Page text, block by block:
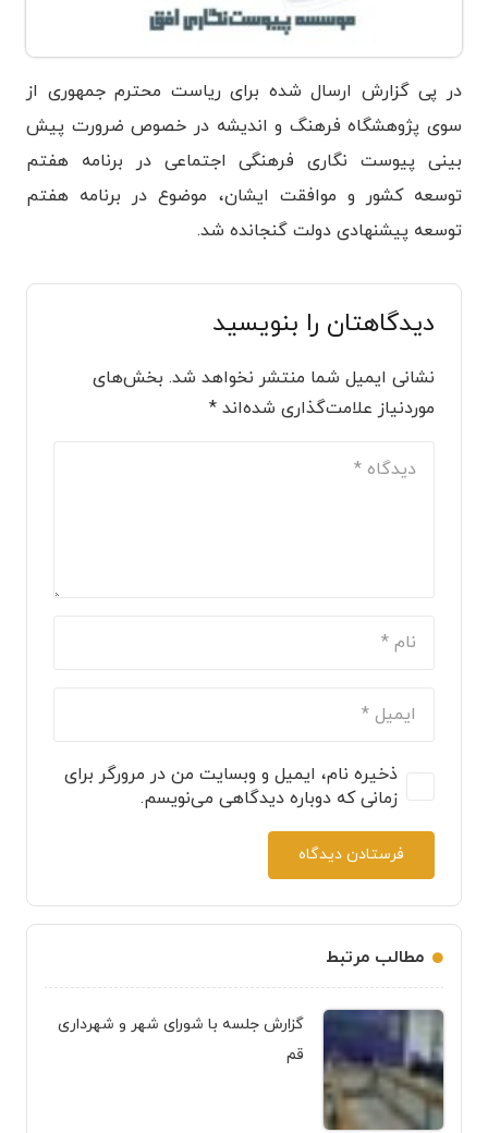
در پی گزارش ارسال شده برای ریاست محترم جمهوری از
سوی پژوهشگاه فرهنگ و اندیشه در خصوص ضرورت پیش
بینی پیوست نگاری فرهنگی اجتماعی در برنامه هفتم
توسعه کشور و موافقت ایشان، موضوع در برنامه هفتم
توسعه پیشنهادی دولت گنجانده شد.
دیدگاهتان را بنویسید
نشانی ایمیل شما منتشر نخواهد شد. بخش‌های
موردنیاز علامت‌گذاری شده‌اند *
ذخیره نام، ایمیل و وبسایت من در مرورگر برای
زمانی که دوباره دیدگاهی می‌نویسم.
فرستادن دیدگاه
مطالب مرتبط
گزارش جلسه با شورای شهر و شهرداری
قم